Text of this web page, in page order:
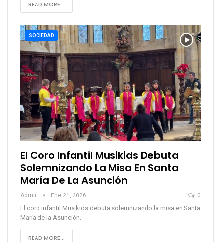
READ MORE...
SOCIEDAD
El Coro Infantil Musikids Debuta
Solemnizando La Misa En Santa
María De La Asunción
Admin Ene 21, 2026 0
El coro infantil Musikids debuta solemnizando la misa en Santa
María de la Asunción.
READ MORE...